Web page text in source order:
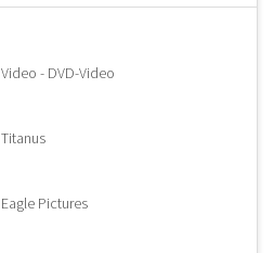
Video - DVD-Video
Titanus
Eagle Pictures